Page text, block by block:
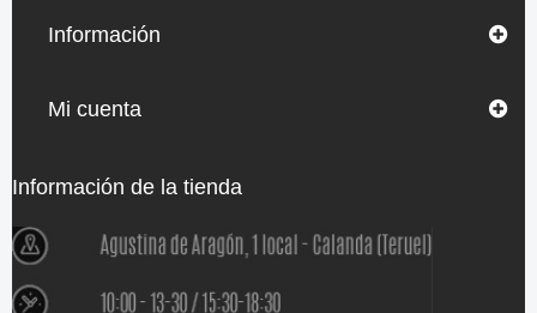
Información
Mi cuenta
Información de la tienda